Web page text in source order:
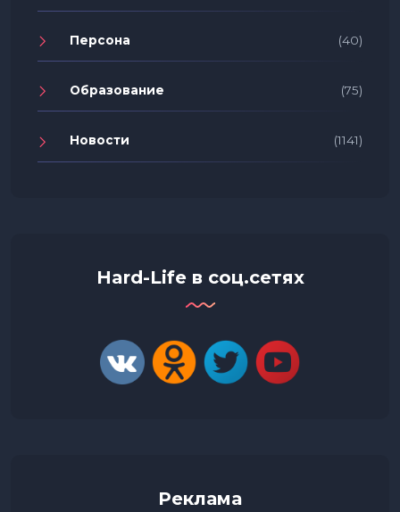
Персона (40)
Образование (75)
Новости (1141)
Hard-Life в соц.сетях
Реклама